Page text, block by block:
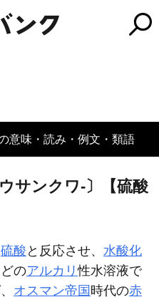
意味・読み・例文・類語
サンクワ‐〕【硫酸
硫酸 と反応させ、 水酸化
のアルカリ性水溶液で
オスマン帝国 時代の赤